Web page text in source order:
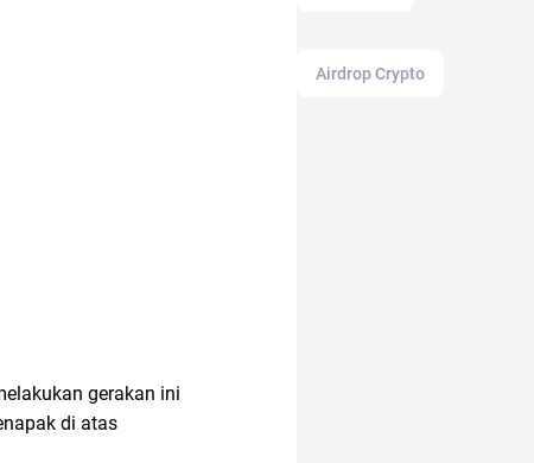
gerakan ini
di atas
Airdrop Crypto